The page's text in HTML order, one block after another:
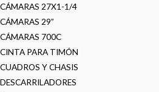
CÁMARAS 27X1-1/4
CÁMARAS 29”
CÁMARAS 700C
CINTA PARA TIMÓN
CUADROS Y CHASIS
DESCARRILADORES